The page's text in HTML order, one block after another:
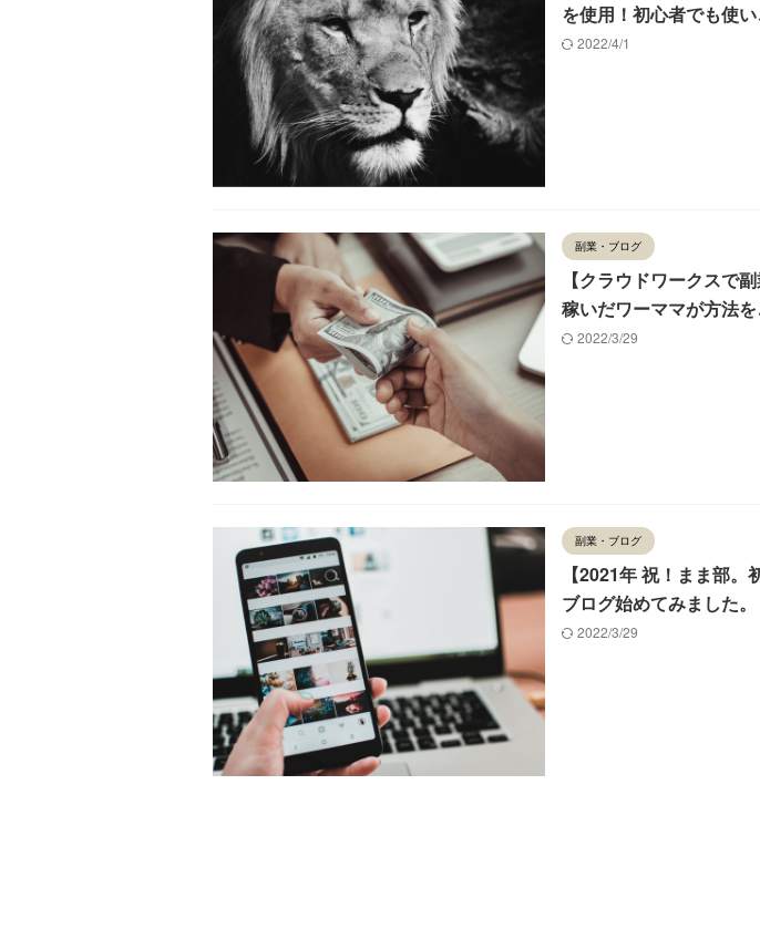
を使用！初心者でも使
2022/4/1
副業・ブログ
【クラウドワークスで
稼いだワーママが方法を
2022/3/29
副業・ブログ
【2021年 祝！まま部
ブログ始めてみました。
2022/3/29